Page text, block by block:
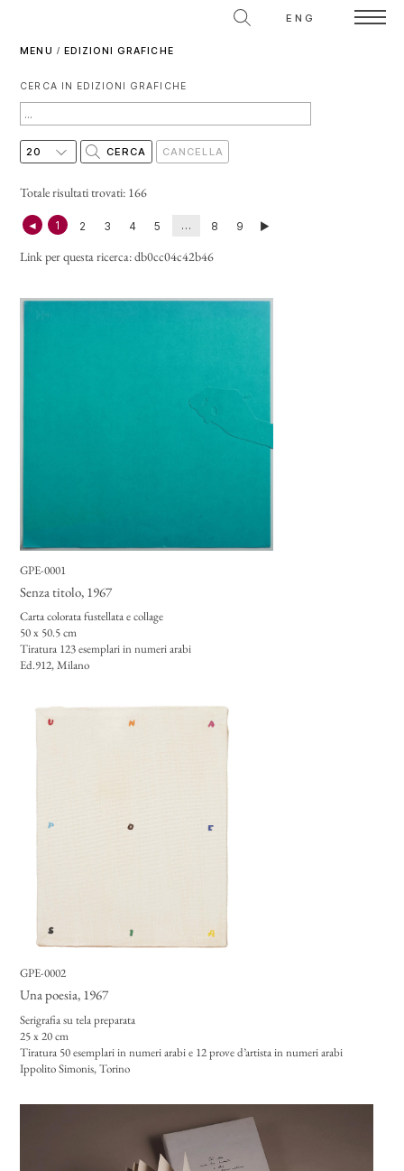
ENG
MENU / EDIZIONI GRAFICHE
CERCA IN EDIZIONI GRAFICHE
Totale risultati trovati: 166
◄ 1 2 3 4 5 … 8 9 ►
Link per questa ricerca:db0cc04c42b46
GPE-0001
Senza titolo, 1967
Carta colorata fustellata e collage
50 x 50.5 cm
Tiratura 123 esemplari in numeri arabi
Ed.912, Milano
GPE-0002
Una poesia, 1967
Serigrafia su tela preparata
25 x 20 cm
Tiratura 50 esemplari in numeri arabi e 12 prove d’artista in numeri arabi
Ippolito Simonis, Torino